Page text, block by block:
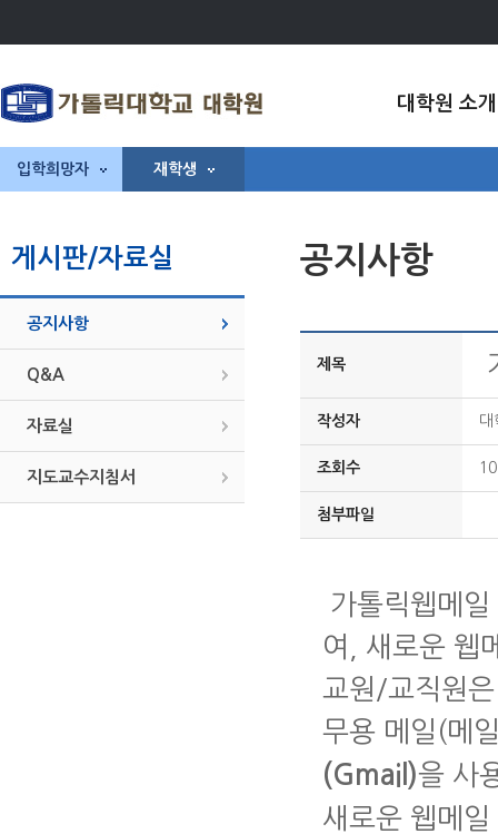
대학원 소개
입학희망자 재학생
게시판/자료실
공지사항
Q&A
자료실
지도교수지침서
공지사항
제목
작성자 대
조회수
첨부파일
가톨릭웹메
여
새로운 웹
교원 /교직원
무용 메일 (메
(Gmail)을 사
새로운 웹메